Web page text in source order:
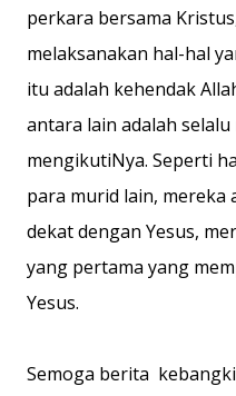
perkara bersama
melaksanakan hal-hal
itu adalah kehendak
antara lain adalah
mengikutiNya. Seperti
para murid lain,
dekat dengan Yesus,
yang pertama yang
Yesus.
Semoga berita